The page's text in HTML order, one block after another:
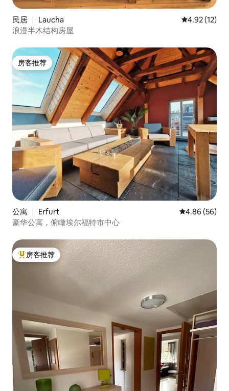
民居 ｜ Laucha 平均评分
4.92 (12)
浪漫半木结构房屋
房客推荐
房客推荐
公寓 ｜ Erfurt 平均评分 4.86
4.86 (56)
豪华公寓，俯瞰埃尔福特市中心
热门「房客推荐」
房客推荐